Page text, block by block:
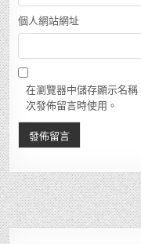
個人網站網址
在瀏覽器中儲存顯示名
次發佈留言時使用。